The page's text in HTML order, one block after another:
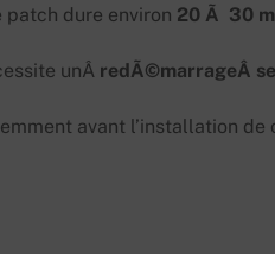
patch dure environ 20 Ã 30
unÂ redÃ©marrageÂ
avant l’installation